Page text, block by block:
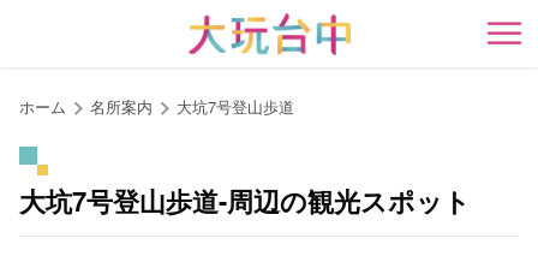
開
ホーム 名所案内 大坑7号登山歩道
大坑7号登山歩道-周辺の観光スポット